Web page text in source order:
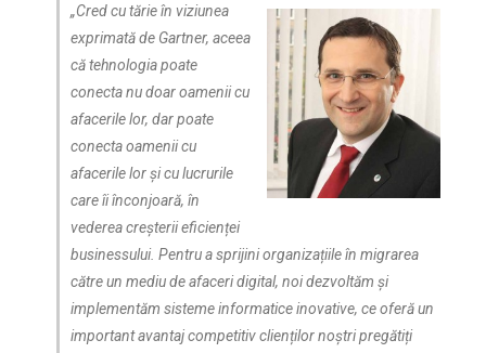
„Cred cu tărie în viziunea
exprimată de Gartner, aceea
că tehnologia poate
conecta nu doar oamenii cu
afacerile lor, dar poate
conecta oamenii cu
afacerile lor și cu lucrurile
care îi înconjoară, în
vederea creșterii eficienței
businessului. Pentru a sprijini organizațiile în migrarea
către un mediu de afaceri digital, noi dezvoltăm și
implementăm sisteme informatice inovative, ce oferă un
important avantaj competitiv clienților noștri pregătiți